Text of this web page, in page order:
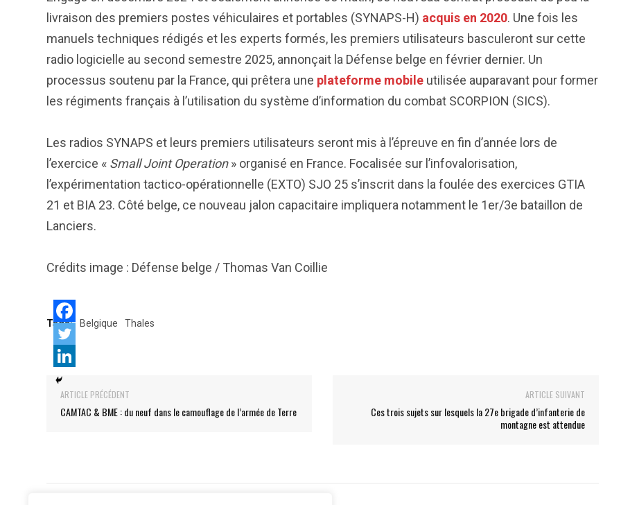
livraison des premiers postes véhiculaires et portables (SYNAPS-H) acquis en 2020. Une fois les
manuels techniques rédigés et les experts formés, les premiers utilisateurs basculeront sur cette
radio logicielle au second semestre 2025, annonçait la Défense belge en février dernier. Un
processus soutenu par la France, qui prêtera une plateforme mobile utilisée auparavant pour former
les régiments français à l’utilisation du système d’information du combat SCORPION (SICS).
Les radios SYNAPS et leurs premiers utilisateurs seront mis à l’épreuve en fin d’année lors de
l’exercice « Small Joint Operation» organisé en France. Focalisée sur l’infovalorisation,
l’expérimentation tactico-opérationnelle (EXTO) SJO 25 s’inscrit dans la foulée des exercices GTIA
21 et BIA 23. Côté belge, ce nouveau jalon capacitaire impliquera notamment le 1er/3e bataillon de
Lanciers.
Crédits image : Défense belge / Thomas Van Coillie
Tags: Belgique Thales
ARTICLE PRÉCÉDENT
CAMTAC & BME : du neuf dans le camouflage de l’armée de Terre
ARTICLE SUIVANT
Ces trois sujets sur lesquels la 27e brigade d’infanterie de
montagne est attendue